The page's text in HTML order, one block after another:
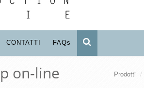
CONTATTI FAQs
on-line Prodotti /